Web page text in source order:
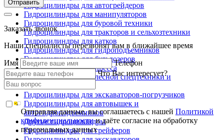
Гидроцилиндры для автогрейдеров
Гидроцилиндры для манипуляторов
Гидроцилиндры для буровой техники
Гидроцилиндры для тракторов и сельхозтехники
Гидроцилиндры для катков
Гидроцилиндры для гидроподъемников
Гидроцилиндры для бульдозеров
Гидроцилиндры для пресса
Гидроцилиндры для лесной спецтехники и
металловозов
Гидроцилиндры для экскаваторов-погрузчиков
Гидроцилиндры для автовышек и
автогидроподъемников
Другие гидроцилиндры
Гидроцилиндры для грейферов
Отправить
Заказать звонок
Наши специалисты перезвонят вам в ближайшее время
Имя
Телефон
Что Вас интересует?
Отправляя данные, вы соглашаетесь с нашейПолитикой
конфиденциальностии даёте согласие на обработку
персональных данных